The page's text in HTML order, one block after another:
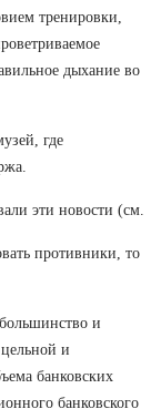
тренировки,
дыхание во
где
эти новости (см.
противники, то
и
и
банковских
банковского